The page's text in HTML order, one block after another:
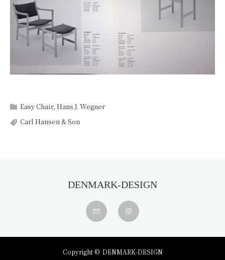
Easy Chair, Hans J. Wegner
Carl Hansen & Son
DENMARK-DESIGN
Copyright © DENMARK-DESIGN